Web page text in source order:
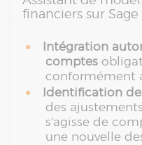
financiers sur
Intégration
comptes
conformément
Identification
des
s'agisse de
une nouvelle